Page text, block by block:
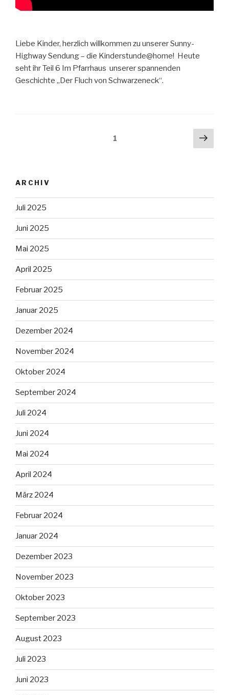
Liebe Kinder, herzlich willkommen zu unserer Sunny-
Highway Sendung – die Kinderstunde@home! Heute
seht ihr Teil 6 Im Pfarrhaus unserer spannenden
Geschichte „Der Fluch von Schwarzeneck“.
Seitennummerierung1
ARCHIV
Juli 2025
Juni 2025
Mai 2025
April 2025
Februar 2025
Januar 2025
Dezember 2024
November 2024
Oktober 2024
September 2024
Juli 2024
Juni 2024
Mai 2024
April 2024
März 2024
Februar 2024
Januar 2024
Dezember 2023
November 2023
Oktober 2023
September 2023
August 2023
Juli 2023
Juni 2023